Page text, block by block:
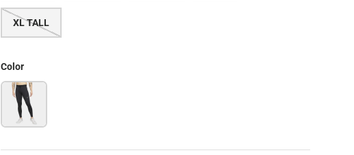
XL TALL
Color